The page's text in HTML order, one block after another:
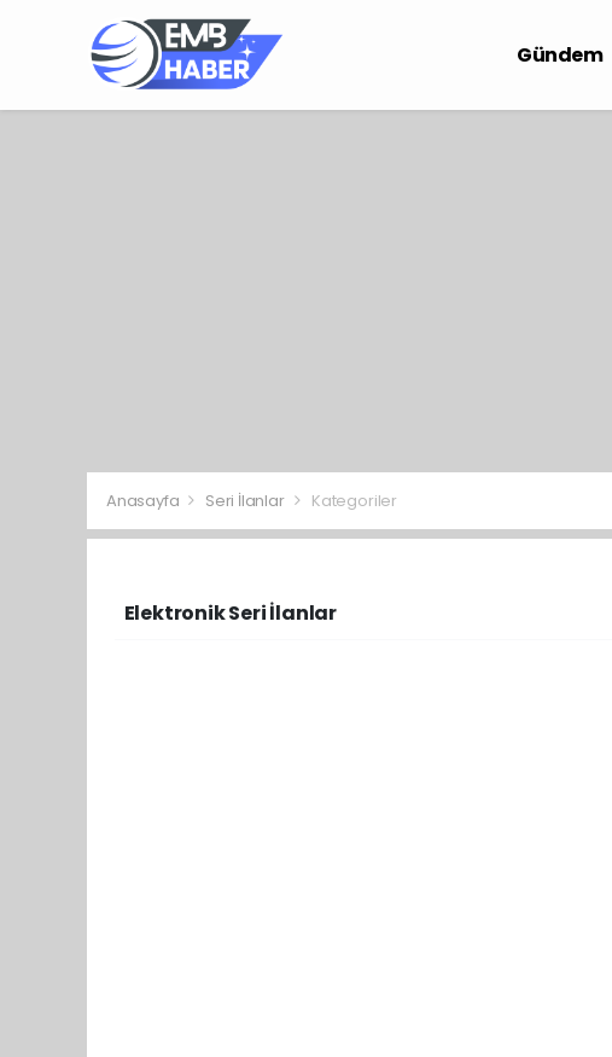
Gündem
Anasayfa Seri İlanlar Kategoriler
Elektronik Seri İlanlar